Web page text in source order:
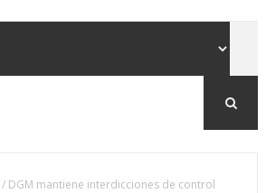
/ DGM mantiene interdicciones de control